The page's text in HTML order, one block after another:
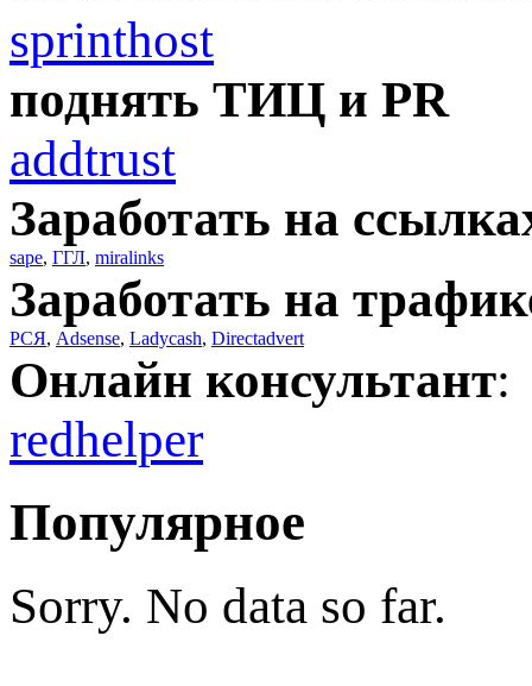
sprinthost
поднять ТИЦ и PR
addtrust
Заработать на
sape, ГГЛ, miralinks
Заработать на
РСЯ, Adsense, Ladycash, Directadvert
Онлайн консультант:
redhelper
Популярное
Sorry. No data so far.